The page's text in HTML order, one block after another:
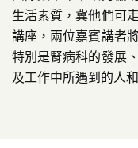
生活素質，冀他們可
講座，兩位嘉賓講者
特別是腎病科的發展
及工作中所遇到的人